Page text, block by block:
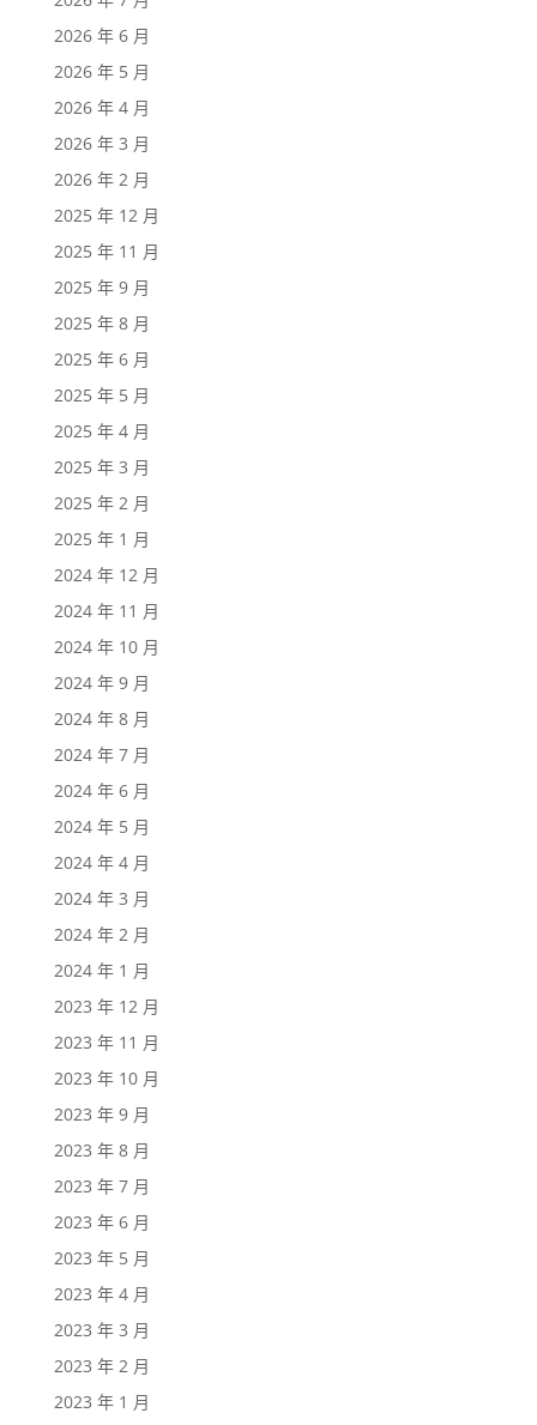
2026 年 6 月
2026 年 5 月
2026 年 4 月
2026 年 3 月
2026 年 2 月
2025 年 12 月
2025 年 11 月
2025 年 9 月
2025 年 8 月
2025 年 6 月
2025 年 5 月
2025 年 4 月
2025 年 3 月
2025 年 2 月
2025 年 1 月
2024 年 12 月
2024 年 11 月
2024 年 10 月
2024 年 9 月
2024 年 8 月
2024 年 7 月
2024 年 6 月
2024 年 5 月
2024 年 4 月
2024 年 3 月
2024 年 2 月
2024 年 1 月
2023 年 12 月
2023 年 11 月
2023 年 10 月
2023 年 9 月
2023 年 8 月
2023 年 7 月
2023 年 6 月
2023 年 5 月
2023 年 4 月
2023 年 3 月
2023 年 2 月
2023 年 1 月